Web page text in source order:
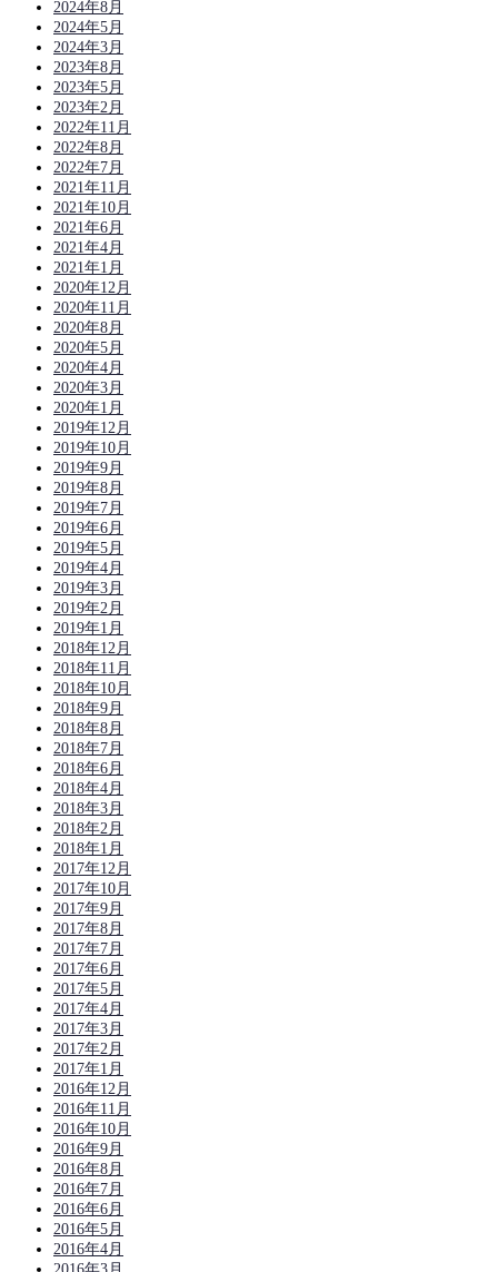
2024年8月
2024年5月
2024年3月
2023年8月
2023年5月
2023年2月
2022年11月
2022年8月
2022年7月
2021年11月
2021年10月
2021年6月
2021年4月
2021年1月
2020年12月
2020年11月
2020年8月
2020年5月
2020年4月
2020年3月
2020年1月
2019年12月
2019年10月
2019年9月
2019年8月
2019年7月
2019年6月
2019年5月
2019年4月
2019年3月
2019年2月
2019年1月
2018年12月
2018年11月
2018年10月
2018年9月
2018年8月
2018年7月
2018年6月
2018年4月
2018年3月
2018年2月
2018年1月
2017年12月
2017年10月
2017年9月
2017年8月
2017年7月
2017年6月
2017年5月
2017年4月
2017年3月
2017年2月
2017年1月
2016年12月
2016年11月
2016年10月
2016年9月
2016年8月
2016年7月
2016年6月
2016年5月
2016年4月